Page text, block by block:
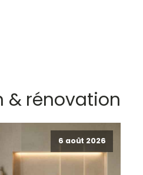
& rénovation
6 août 2026